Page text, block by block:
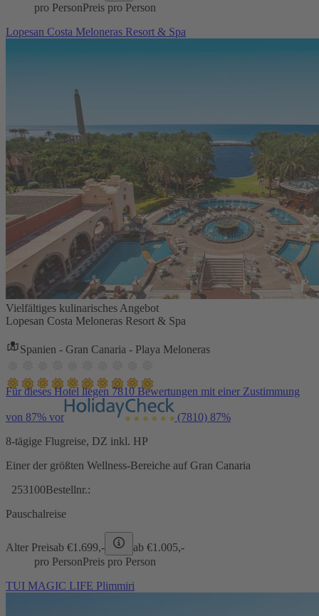
pro PersonPreis pro Person
Lopesan Costa Meloneras Resort & Spa
Vielfältiges kulinarisches Angebot
Lopesan Costa Meloneras Resort & Spa
Spanien - Gran Canaria - Playa Meloneras
Für dieses Hotel liegen 7810 Bewertungen mit einer Zustimmung
von 87% vor (7810) 87%
8-tägige Flugreise, DZ inkl. HP
Einer der größten Wellness-Bereiche auf Gran Canaria
253100Bestellnr.:
Pauschalreise
Alter Preisab €1.699,- ab €1.005,-
pro PersonPreis pro Person
TUI MAGIC LIFE Plimmiri